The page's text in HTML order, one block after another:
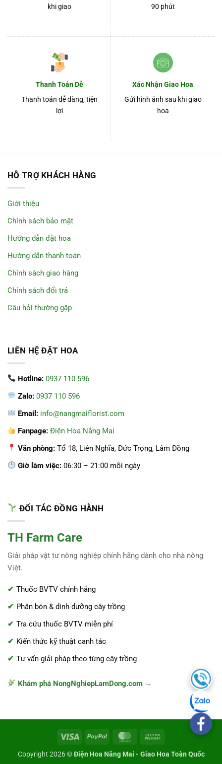
khi giao
90 phút
Thanh Toán Dễ
Thanh toán dễ dàng, tiện
lợi
Xác Nhận Giao Hoa
Gửi hình ảnh sau khi giao
hoa
HỖ TRỢ KHÁCH HÀNG
Giới thiệu
Chính sách bảo mật
Hướng dẫn đặt hoa
Hướng dẫn thanh toán
Chính sách giao hàng
Chính sách đổi trả
Câu hỏi thường gặp
LIÊN HỆ ĐẶT HOA
Hotline: 0937 110 596
Zalo: 0937 110 596
Email: info@nangmaiflorist.com
Fanpage: Điện Hoa Nắng Mai
Văn phòng: Tổ 18, Liên Nghĩa, Đức Trọng, Lâm Đồng
Giờ làm việc: 06:30 – 21:00 mỗi ngày
ĐỐI TÁC ĐỒNG HÀNH
TH Farm Care
Giải pháp vật tư nông nghiệp chính hãng dành cho nhà nông
Việt.
Thuốc BVTV chính hãng
Phân bón & dinh dưỡng cây trồng
Tra cứu thuốc BVTV miễn phí
Kiến thức kỹ thuật canh tác
Tư vấn giải pháp theo từng cây trồng
Khám phá NongNghiepLamDong.com →
Visa PayPal MasterCard
Delivery
Copyright 2026 ©Điện Hoa Nắng Mai - Giao Hoa Toàn Quốc